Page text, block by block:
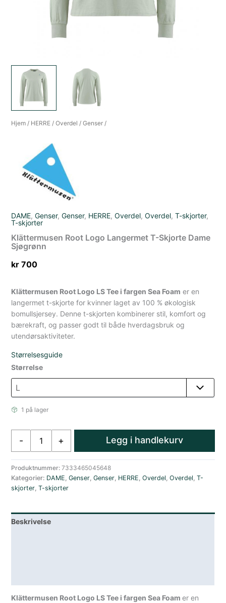
Hjem / HERRE /Overdel /Genser /
DAME,Genser,Genser, HERRE,Overdel,Overdel,T-skjorter,
T-skjorter
Klättermusen Root Logo Langermet T-Skjorte Dame
Sjøgrønn
kr 700
Klättermusen Root Logo LS Tee i fargen Sea Foam er en
langermet t-skjorte for kvinner laget av 100 % økologisk
bomullsjersey. Denne t-skjorten kombinerer stil, komfort og
bærekraft, og passer godt til både hverdagsbruk og
utendørsaktiviteter.
Størrelsesguide
Størrelse
1 på lager
-
Langermet
T-
Skjorte
Sjøgrønn
antall
+ Legg i handlekurv
Produktnummer:7333465045648
Kategorier: DAME,Genser,Genser, HERRE,Overdel,Overdel,T-
skjorter,T-skjorter
Beskrivelse
Klättermusen Root Logo LS Tee i fargen Sea Foamer en